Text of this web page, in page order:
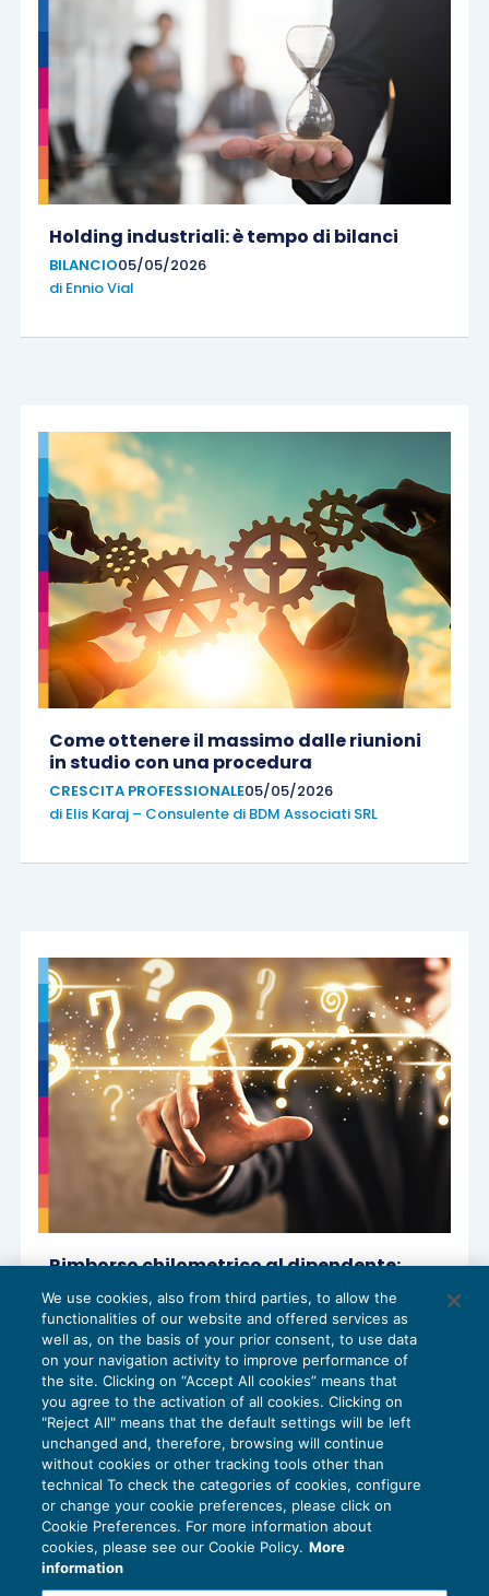
Holding industriali: è tempo di bilanci
BILANCIO05/05/2026
di Ennio Vial
Come ottenere il massimo dalle riunioni
in studio con una procedura
CRESCITA PROFESSIONALE05/05/2026
di Elis Karaj – Consulente di BDM Associati SRL
Rimborso chilometrico al dipendente:
esente il minor percorso per raggiungere
il luogo di destinazione della trasferta
CASI OPERATIVI05/05/2026
diEuroconference Centro Studi Lavoro e Previdenza
Privacy Policy
Cookie Policy
We use cookies, also from third parties, to allow the
functionalities of our website and offered services as
well as, on the basis of your prior consent, to use data
on your navigation activity to improve performance of
the site. Clicking on “Accept All cookies” means that
you agree to the activation of all cookies. Clicking on
"Reject All" means that the default settings will be left
unchanged and, therefore, browsing will continue
without cookies or other tracking tools other than
technical To check the categories of cookies, configure
or change your cookie preferences, please click on
Cookie Preferences. For more information about
cookies, please see our Cookie Policy. More
information